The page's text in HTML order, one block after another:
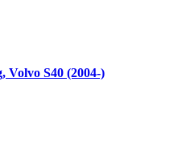
Volvo S40 (2004-)